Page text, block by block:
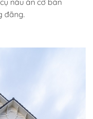
nấu ăn cơ bản
đãng.